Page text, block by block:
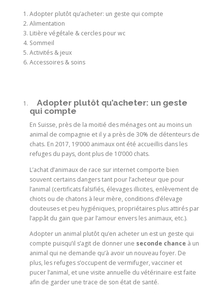
Adopter plutôt qu’acheter: un geste qui compte
Alimentation
Litière végétale & cercles pour wc
Sommeil
Activités & jeux
Accessoires & soins
Adopter plutôt qu’acheter: un geste
qui compte
En Suisse, près de la moitié des ménages ont au moins un
animal de compagnie et il y a près de 30% de détenteurs de
chats. En 2017, 19’000 animaux ont été accueillis dans les
refuges du pays, dont plus de 10’000 chats.
L’achat d’animaux de race sur internet comporte bien
souvent certains dangers tant pour l’acheteur que pour
l’animal (certificats falsifiés, élevages illicites, enlèvement de
chiots ou de chatons à leur mère, conditions d’élevage
douteuses et peu hygiéniques, propriétaires plus attirés par
l’appât du gain que par l’amour envers les animaux, etc.).
Adopter un animal plutôt qu’en acheter un est un geste qui
compte puisqu’il s’agit de donner une seconde chance à un
animal qui ne demande qu’à avoir un nouveau foyer. De
plus, les refuges s’occupent de vermifuger, vacciner et
pucer l’animal, et une visite annuelle du vétérinaire est faite
afin de garder une trace de son état de santé.